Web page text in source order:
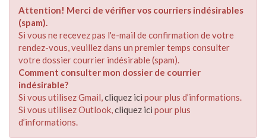
Attention! Merci de vérifier vos courriers indésirables
(spam).
Si vous ne recevez pas l'e-mail de confirmation de votre
rendez-vous, veuillez dans un premier temps consulter
votre dossier courrier indésirable (spam).
Comment consulter mon dossier de courrier
indésirable?
Si vous utilisez Gmail,cliquez ici pour plus d’informations.
Si vous utilisez Outlook,cliquez ici pour plus
d’informations.